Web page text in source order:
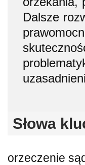
Dalsze
Słowa
orzeczenie